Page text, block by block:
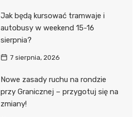
Jak będą kursować tramwaje i
autobusy w weekend 15-16
sierpnia?
7 sierpnia, 2026
Nowe zasady ruchu na rondzie
przy Granicznej – przygotuj się na
zmiany!